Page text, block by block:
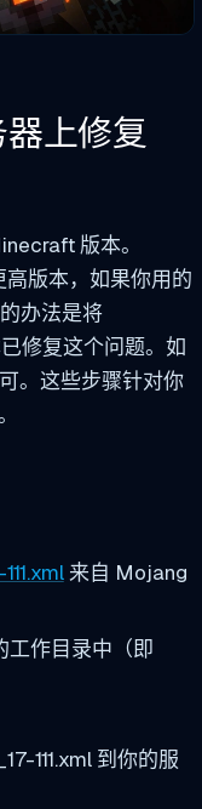
上修复
版本。
版本，如果你用的
办法是将
修复这个问题。如
。这些步骤针对你
来自 Mojang
工作目录中（即
111.xml到你的服